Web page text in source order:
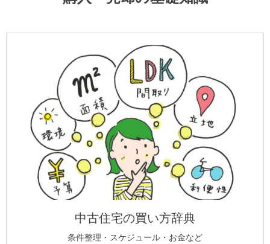
中古住宅の買い方辞典
条件整理・スケジュール・お金など